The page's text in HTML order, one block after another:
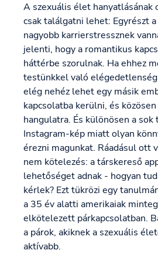
A szexuális élet hanyatlásának
csak találgatni lehet: Egyrészt
nagyobb karrierstressznek
jelenti, hogy a romantikus
háttérbe szorulnak. Ha ehhez
testünkkel való
elég nehéz lehet egy másik
kapcsolatba kerülni, és
hangulatra. És különösen a
Instagram-kép miatt olyan
érezni magunkat. Ráadásul ott
nem kötelezés: a társkereső
lehetőséget adnak - hogyan
kérlek? Ezt tükrözi egy
a 35 év alatti amerikaiak
elkötelezett párkapcsolatban.
a párok, akiknek a szexuális
aktívabb.